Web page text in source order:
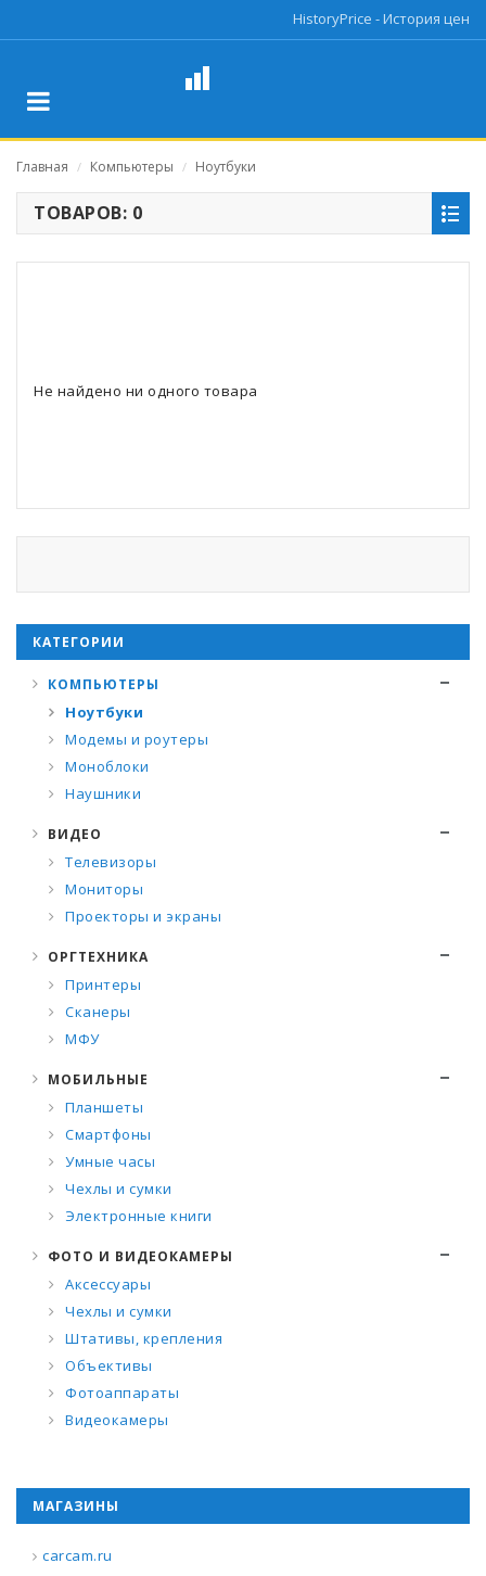
HistoryPrice - История цен
Главная / Компьютеры / Ноутбуки
ТОВАРОВ: 0
Не найдено ни одного товара
КАТЕГОРИИ
КОМПЬЮТЕРЫ
Ноутбуки
Модемы и роутеры
Моноблоки
Наушники
ВИДЕО
Телевизоры
Мониторы
Проекторы и экраны
ОРГТЕХНИКА
Принтеры
Сканеры
МФУ
МОБИЛЬНЫЕ
Планшеты
Смартфоны
Умные часы
Чехлы и сумки
Электронные книги
ФОТО И ВИДЕОКАМЕРЫ
Аксессуары
Чехлы и сумки
Штативы, крепления
Объективы
Фотоаппараты
Видеокамеры
МАГАЗИНЫ
carcam.ru